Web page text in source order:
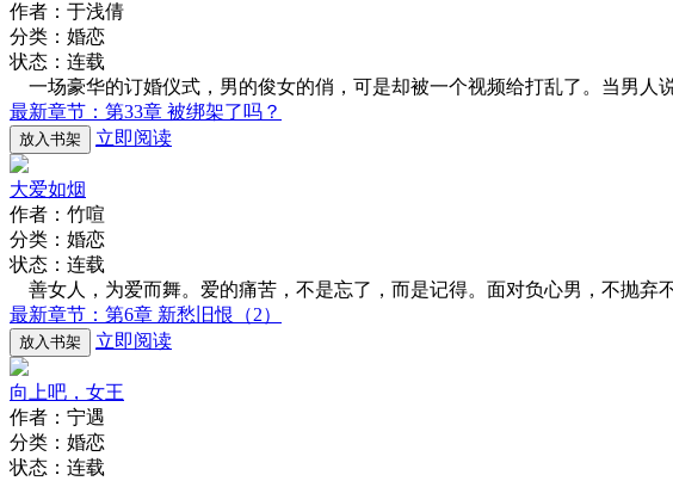
作者：于浅倩
分类：婚恋
状态：连载
一场豪华的订婚仪式，男的俊女的俏，可是却被一个视频给打乱了。当男人
最新章节：第33章 被绑架了吗？
放入书架 立即阅读
大爱如烟
作者：竹喧
分类：婚恋
状态：连载
善女人，为爱而舞。爱的痛苦，不是忘了，而是记得。面对负心男，不抛弃
最新章节：第6章 新愁旧恨（2）
放入书架 立即阅读
向上吧，女王
作者：宁遇
分类：婚恋
状态：连载